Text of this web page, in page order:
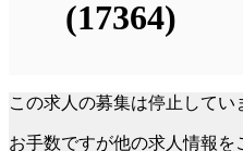
(17364)
この求人の募集は停止してい
お手数ですが他の求人情報を